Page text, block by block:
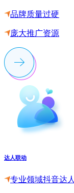
品牌质量过硬
庞大推广资源
达人联动
专业领域抖音达人